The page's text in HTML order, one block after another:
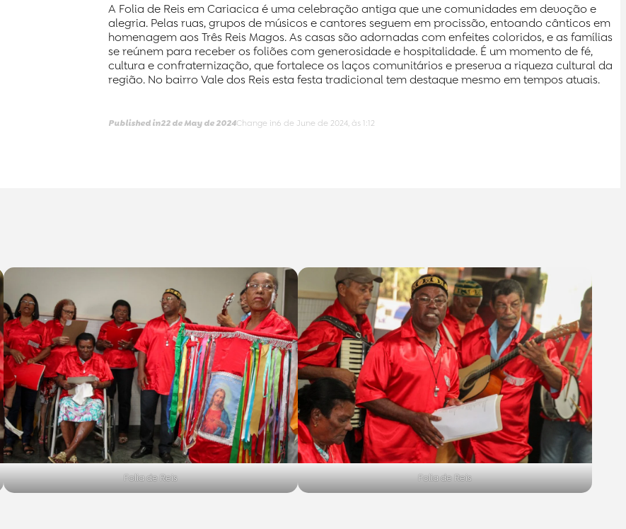
A Folia de Reis em Cariacica é uma celebração antiga que une comunidades em devoção e
alegria. Pelas ruas, grupos de músicos e cantores seguem em procissão, entoando cânticos em
homenagem aos Três Reis Magos. As casas são adornadas com enfeites coloridos, e as famílias
se reúnem para receber os foliões com generosidade e hospitalidade. É um momento de fé,
cultura e confraternização, que fortalece os laços comunitários e preserva a riqueza cultural da
região. No bairro Vale dos Reis esta festa tradicional tem destaque mesmo em tempos atuais.
Published in22 de May de 2024Change in6 de June de 2024, às 1:12
Folia de Reis Folia de Reis